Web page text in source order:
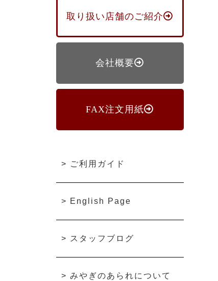
取り扱い店舗のご紹介
会社概要
FAX注文用紙
> ご利用ガイド
> English Page
> スタッフブログ
> みやぎのあられについて